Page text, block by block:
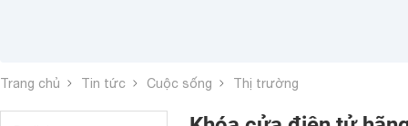
Trang chủ Tin tức Cuộc sống Thị trường